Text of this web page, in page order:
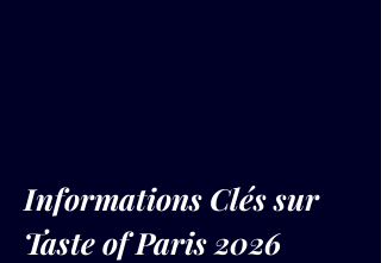
Informations Clés sur
Taste of Paris 2026